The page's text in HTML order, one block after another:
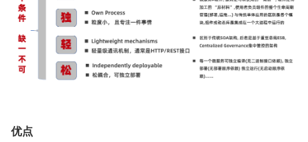
优点